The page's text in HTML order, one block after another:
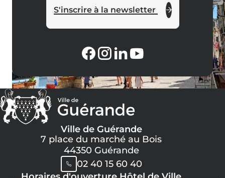
S'inscrire à la newsletter
Ville de Guérande
7 place du marché au Bois
44350 Guérande
02 40 15 60 40